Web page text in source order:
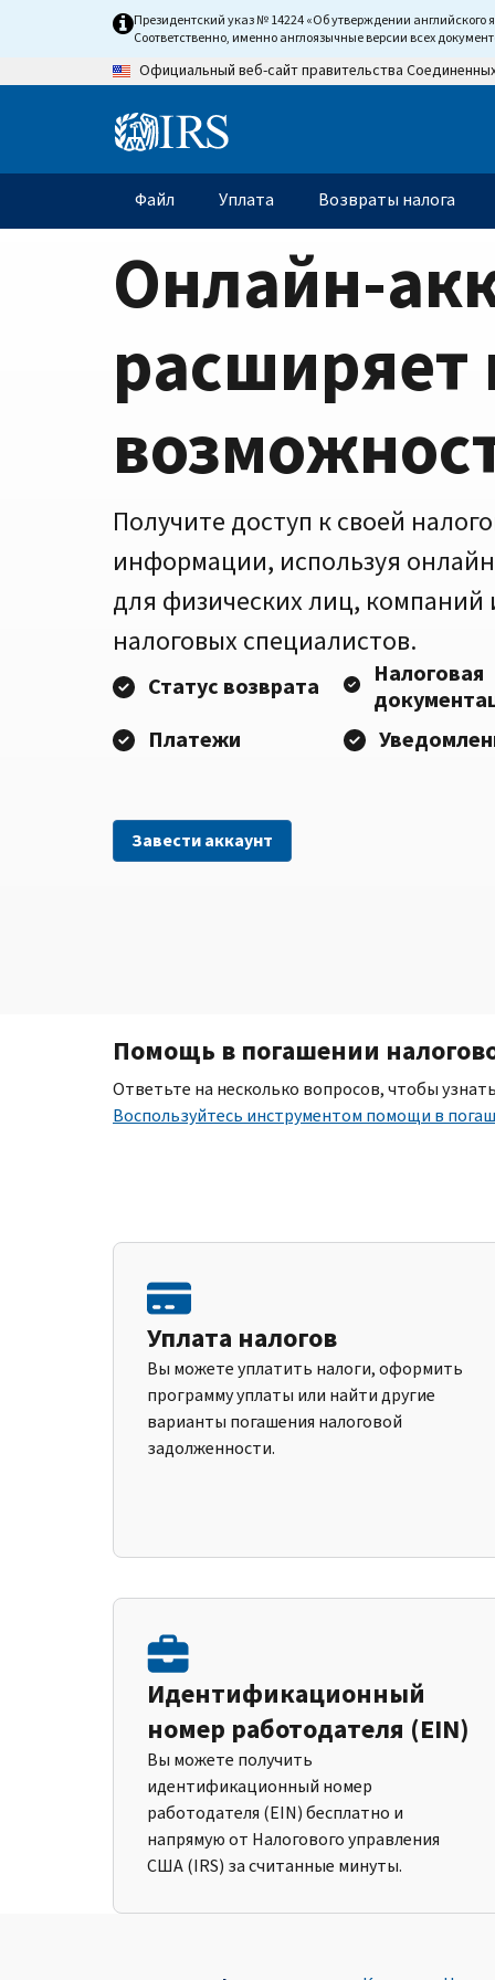
content
Президентский указ № 14224 «Об утверждении
Соответственно, именно англоязычные версии всех
Официальный веб-сайт правительства
Information
Главное
меню
Файл Уплата Возвраты налога
Онлайн-
Получите доступ к своей
информации, используя
для физических лиц, компаний
налоговых специалистов.
Статус возврата
Налоговая
Платежи
Завести аккаунт
Помощь в погашении
Ответьте на несколько вопросов, чтобы
Воспользуйтесь инструментом помощи в
Уплата налогов
Вы можете уплатить налоги, оформить
программу уплаты или найти другие
варианты погашения налоговой
задолженности.
Идентификационный
номер работодателя (EIN)
Вы можете получить
идентификационный номер
работодателя (EIN) бесплатно и
напрямую от Налогового управления
США (IRS) за считанные минуты.